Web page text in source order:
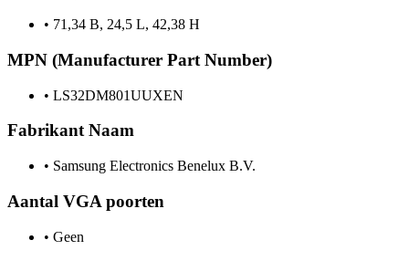
• 71,34 B, 24,5 L, 42,38 H
MPN (Manufacturer Part Number)
• LS32DM801UUXEN
Fabrikant Naam
• Samsung Electronics Benelux B.V.
Aantal VGA poorten
• Geen